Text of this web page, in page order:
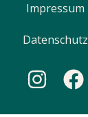
Impressum
Datenschutz